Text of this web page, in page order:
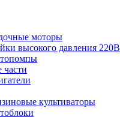
моторы
высокого давления 220В
части
культиваторы